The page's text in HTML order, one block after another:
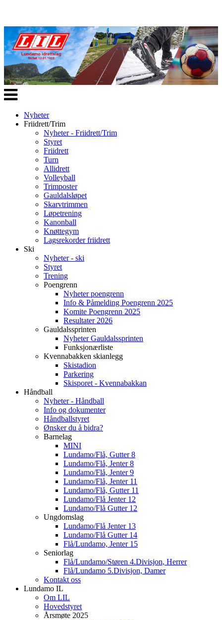
Veksle
navigasjon
Nyheter
Friidrett/Trim
Nyheter - Friidrett/Trim
Styret
Friidrett
Turn
Allidrett
Volleyball
Trimposter
Gauldalsløpet
Skarvtrimmen
Løpetrening
Kanonball
Knøttegym
Lagsrekorder friidrett
Ski
Nyheter - ski
Styret
Trening
Poengrenn
Nyheter poengrenn
Info & Påmelding Poengrenn 2025
Komite Poengrenn 2025
Resultater 2026
Gauldalssprinten
Nyheter Gauldalssprinten
Funksjonærliste
Kvennabakken skianlegg
Skistadion
Parkering
Skisporet - Kvennabakkan
Håndball
Nyheter - Håndball
Info og dokumenter
Håndballstyret
Ønsker du å bidra?
Barnelag
MINI
Lundamo/Flå, Gutter 8
Lundamo/Flå, Jenter 8
Lundamo/Flå, Jenter 9
Lundamo/Flå, Jenter 11
Lundamo/Flå, Gutter 11
Lundamo/Flå Jenter 12
Lundamo/Flå Gutter 12
Ungdomslag
Lundamo/Flå Jenter 13
Lundamo/Flå Gutter 14
Flå/Lundamo, Jenter 15
Seniorlag
Flå/Lundamo/Støren 4.Divisjon, Herrer
Flå/Lundamo 5.Divisjon, Damer
Kontakt oss
Lundamo IL
Om LIL
Hovedstyret
Årsmøte 2025